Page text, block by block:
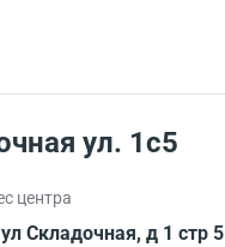
ул. 1с5
центра
Складочная, д 1 стр 5